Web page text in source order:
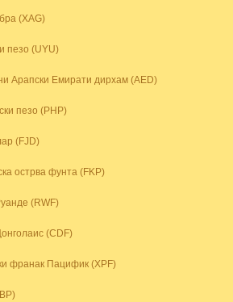
(XAG)
пезо (UYU)
Арапски Емирати дирхам (AED)
пезо (PHP)
(FJD)
острва фунта (FKP)
(RWF)
(CDF)
франак Пацифик (XPF)